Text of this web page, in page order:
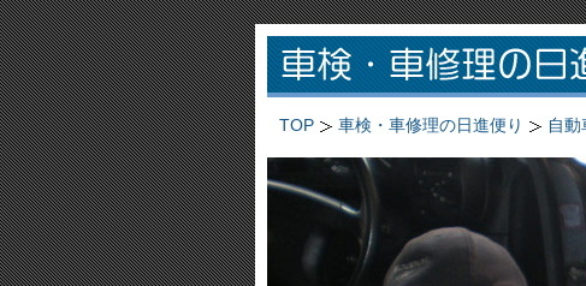
TOP 車検・車修理の日進便り 自動